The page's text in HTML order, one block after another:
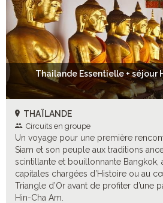
Thailande Essentielle + séjour
THAÏLANDE
Circuits en groupe
Un voyage pour une première
Siam et son peuple aux traditions
scintillante et bouillonnante Bangkok,
capitales chargées d’Histoire ou au
Triangle d’Or avant de profiter d’une
Hin-Cha Am.